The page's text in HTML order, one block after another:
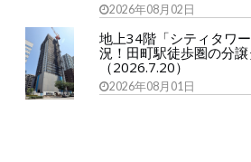
2026年08月02日
地上34階「シティタワ
況！田町駅徒歩圏の分
（2026.7.20）
2026年08月01日